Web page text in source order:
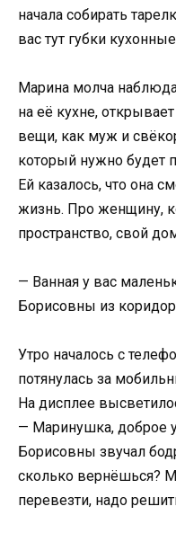
начала собирать
вас тут губки
Марина молча
на её кухне,
вещи, как муж и
который нужно будет
Ей казалось, что она
жизнь. Про женщину,
пространство, свой
— Ванная у вас
Борисовны из
Утро началось с
потянулась за
На дисплее
— Маринушка, доброе
Борисовны звучал
сколько вернёшься?
перевезти, надо